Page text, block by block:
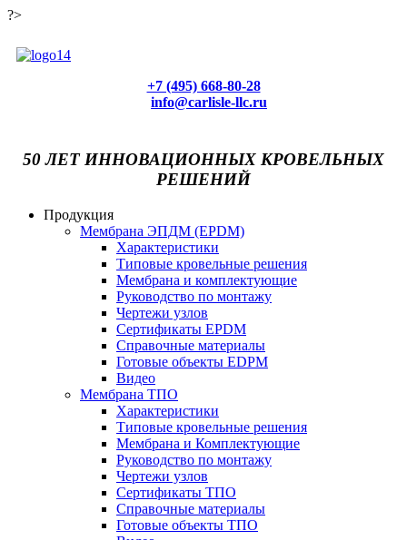
?>
+7 (495) 668-80-28
info@carlisle-llc.ru
50 ЛЕТ ИННОВАЦИОННЫХ КРОВЕЛЬНЫХ
РЕШЕНИЙ
Продукция
Мембрана ЭПДМ (EPDM)
Характеристики
Типовые кровельные решения
Мембрана и комплектующие
Руководство по монтажу
Чертежи узлов
Сертификаты EPDM
Справочные материалы
Готовые объекты EDPM
Видео
Мембрана ТПО
Характеристики
Типовые кровельные решения
Мембрана и Комплектующие
Руководство по монтажу
Чертежи узлов
Сертификаты ТПО
Справочные материалы
Готовые объекты ТПО